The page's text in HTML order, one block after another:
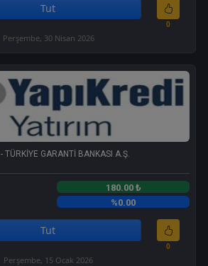
Tut
0
Perşembe, 30 Nisan 2026
- TÜRKİYE GARANTİ BANKASI A.Ş.
180.00 ₺
%0.00
Tut
0
Perşembe, 15 Ocak 2026